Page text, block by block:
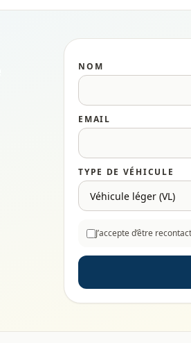
NOM
EMAIL
TYPE DE VÉHICULE
J’accepte d’être